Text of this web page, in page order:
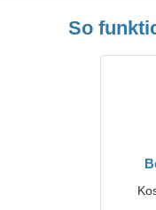
So